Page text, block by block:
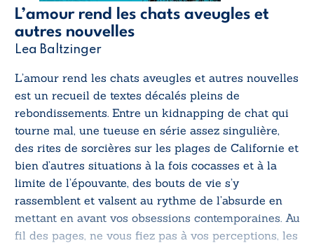
L’amour rend les chats aveugles et
autres nouvelles
Lea Baltzinger
L’amour rend les chats aveugles et autres nouvelles
est un recueil de textes décalés pleins de
rebondissements. Entre un kidnapping de chat qui
tourne mal, une tueuse en série assez singulière,
des rites de sorcières sur les plages de Californie et
bien d’autres situations à la fois cocasses et à la
limite de l’épouvante, des bouts de vie s’y
rassemblent et valsent au rythme de l’absurde en
mettant en avant vos obsessions contemporaines. Au
fil des pages, ne vous fiez pas à vos perceptions, les